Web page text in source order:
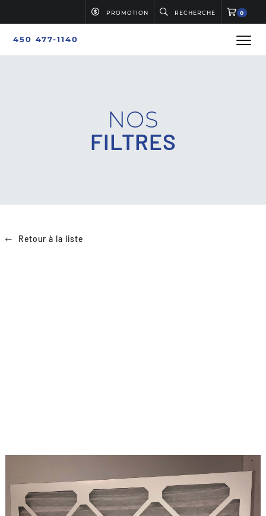
0
RECHERCHE
PROMOTION
450 477-1140
NOS
FILTRES
Retour à la liste